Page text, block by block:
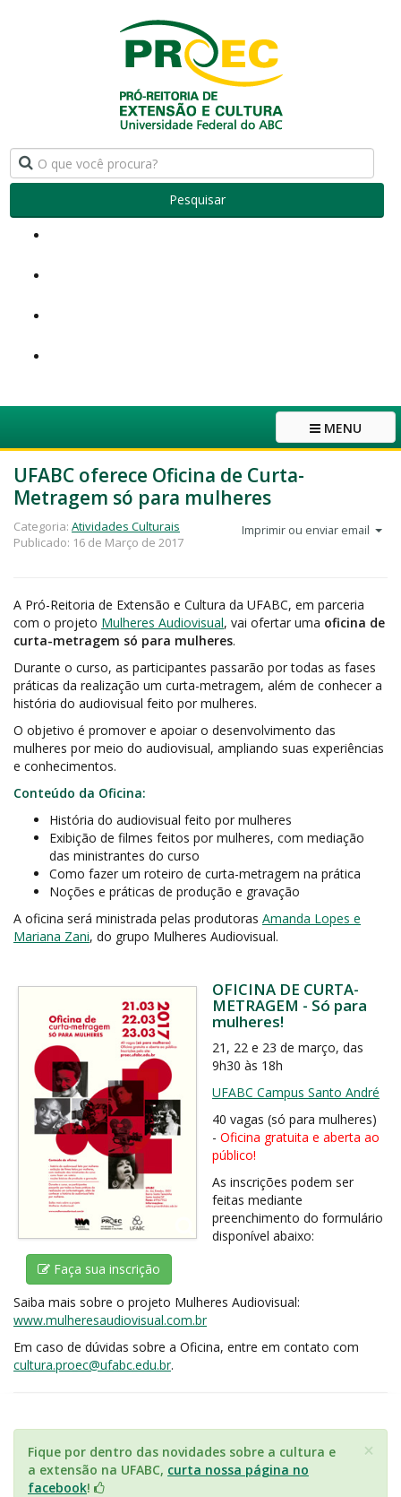
Pesquisar
MENU
UFABC oferece Oficina de Curta-
Metragem só para mulheres
Imprimir ou enviar email
Categoria: Atividades Culturais
Publicado: 16 de Março de 2017
A Pró-Reitoria de Extensão e Cultura da UFABC, em parceria
com o projeto Mulheres Audiovisual, vai ofertar uma oficina de
curta-metragem só para mulheres.
Durante o curso, as participantes passarão por todas as fases
práticas da realização um curta-metragem, além de conhecer a
história do audiovisual feito por mulheres.
O objetivo é promover e apoiar o desenvolvimento das
mulheres por meio do audiovisual, ampliando suas experiências
e conhecimentos.
Conteúdo da Oficina:
História do audiovisual feito por mulheres
Exibição de filmes feitos por mulheres, com mediação
das ministrantes do curso
Como fazer um roteiro de curta-metragem na prática
Noções e práticas de produção e gravação
A oficina será ministrada pelas produtoras Amanda Lopes e
Mariana Zani, do grupo Mulheres Audiovisual.
OFICINA DE CURTA-
METRAGEM - Só para
mulheres!
21, 22 e 23 de março, das
9h30 às 18h
UFABC Campus Santo André
40 vagas (só para mulheres)
- Oficina gratuita e aberta ao
público!
As inscrições podem ser
feitas mediante
preenchimento do formulário
disponível abaixo:
Faça sua inscrição
Saiba mais sobre o projeto Mulheres Audiovisual:
www.mulheresaudiovisual.com.br
Em caso de dúvidas sobre a Oficina, entre em contato com
cultura.proec@ufabc.edu.br.
×
Fique por dentro das novidades sobre a cultura e
a extensão na UFABC, curta nossa página no
facebook!